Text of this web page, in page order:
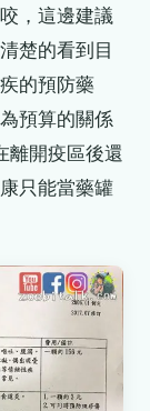
，這邊建議
楚的看到目
的預防藥
預算的關係
離開疫區後還
只能當藥罐